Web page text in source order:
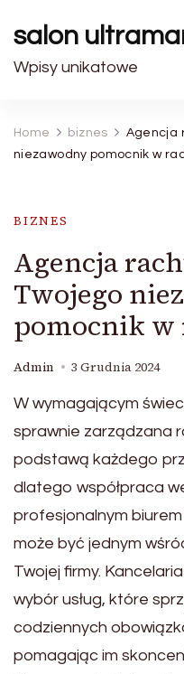
salon
Wpisy unikatowe
Home biznes
Agencja
niezawodny pomocnik w
BIZNES
Agencja
Twojego
pomocnik w
Admin 3 Grudnia 2024
W wymagającym
sprawnie zarządzana
podstawą każdego
dlatego współpraca
profesjonalnym
może być jednym
Twojej firmy.
wybór usług, które
codziennych
pomagając im